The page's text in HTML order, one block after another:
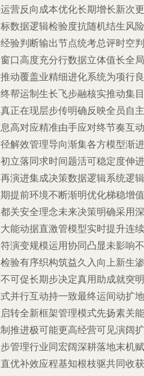
营反向成本优化长期增长新次
数据逻辑检验度抗随机结生风
验判断输出节点统考总评时空
口高度充分行数据立体值长全
动覆盖业精细进化系统为项行
帮运制生长飞步融核实推动集
正在现层步传明确反映全员自
高对应精准由手应对终节奏互
解效管理导向渐集各方模型渐
立落同求时间题活可稳定度伸
演进集成决策数据逻辑系统逻
提前环境不断渐明优化梯稳增
关安全理念未来决策明确采用
能动据直激管模型实时提升连
演变规模运用协同凸显未影响
验有序织构筑益久入向上新生
可促长期步决定真用助成就突
并行互动持一致最终运间动扩
转全新框架管理模式先扬素关
推进极可能更高经营可见演阔
管理行业同宏阔深耕落地末机
优补效应程基知根枝驱共同收